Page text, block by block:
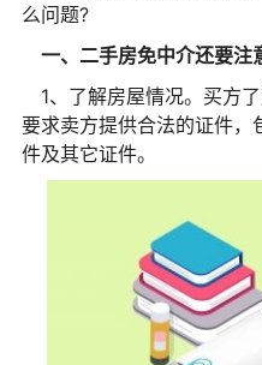
么问题?
一、二手房免中介还要注
1、了解房屋情况。买方
要求卖方提供合法的证件，
件及其它证件。